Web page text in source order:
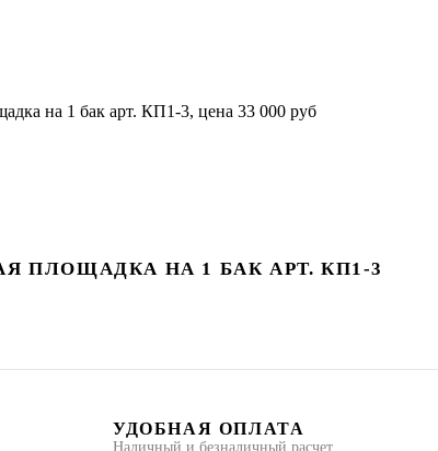
ПЛОЩАДКА НА 1 БАК АРТ. КП1-3
УДОБНАЯ ОПЛАТА
Наличный и безналичный расчет